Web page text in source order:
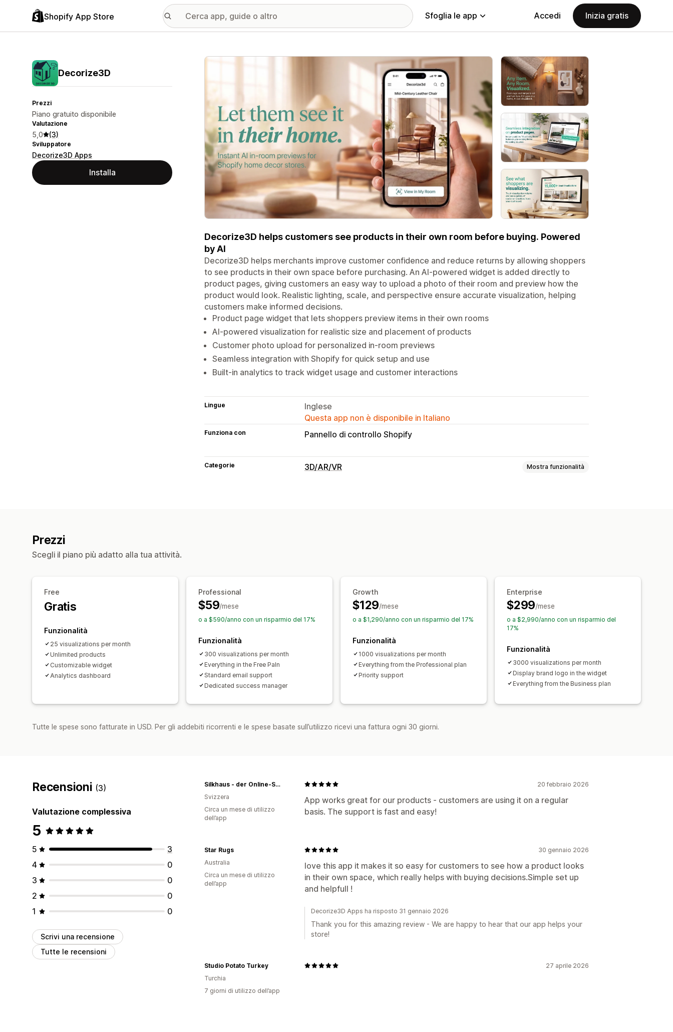
Shopify App Store Sfoglia le app Accedi Inizia gratis
Decorize3D
Prezzi
Piano gratuito disponibile
Valutazione
5,0 (3)
Sviluppatore
Decorize3D Apps
Installa
Galleria immagini in evidenza
Decorize3D helps customers see products in their own room before buying. Powered
by AI
Decorize3D helps merchants improve customer confidence and reduce returns by allowing shoppers
to see products in their own space before purchasing. An AI-powered widget is added directly to
product pages, giving customers an easy way to upload a photo of their room and preview how the
product would look. Realistic lighting, scale, and perspective ensure accurate visualization, helping
customers make informed decisions.
Product page widget that lets shoppers preview items in their own rooms
AI-powered visualization for realistic size and placement of products
Customer photo upload for personalized in-room previews
Seamless integration with Shopify for quick setup and use
Built-in analytics to track widget usage and customer interactions
Lingue
Inglese
Questa app non è disponibile in Italiano
Funziona con Pannello di controllo Shopify
Categorie 3D/AR/VR Mostra funzionalità
Prezzi
Scegli il piano più adatto alla tua attività.
Free
Gratis
Funzionalità
25 visualizations per month
Unlimited products
Customizable widget
Analytics dashboard
Professional
$59/mese
o a $590/anno con un risparmio del 17%
Funzionalità
300 visualizations per month
Everything in the Free Paln
Standard email support
Dedicated success manager
Growth
$129/mese
o a $1,290/anno con un risparmio del 17%
Funzionalità
1000 visualizations per month
Everything from the Professional plan
Priority support
Enterprise
$299/mese
o a $2,990/anno con un risparmio del
17%
Funzionalità
3000 visualizations per month
Display brand logo in the widget
Everything from the Business plan
Tutte le spese sono fatturate in USD. Per gli addebiti ricorrenti e le spese basate sull’utilizzo ricevi una fattura ogni 30 giorni.
Recensioni (3)
Valutazione complessiva
5
5
3
4
0
3
0
2
0
1
0
Scrivi una recensione
Tutte le recensioni
20 febbraio 2026
App works great for our products - customers are using it on a regular
basis. The support is fast and easy!
Silkhaus - der Online-Shop für Kunstblumen.
Svizzera
Circa un mese di utilizzo
dell’app
30 gennaio 2026
love this app it makes it so easy for customers to see how a product looks
in their own space, which really helps with buying decisions.Simple set up
and helpfull !
Star Rugs
Australia
Circa un mese di utilizzo
dell’app
Decorize3D Apps ha risposto 31 gennaio 2026
Thank you for this amazing review - We are happy to hear that our app helps your
store!
27 aprile 2026
Studio Potato Turkey
Turchia
7 giorni di utilizzo dell’app